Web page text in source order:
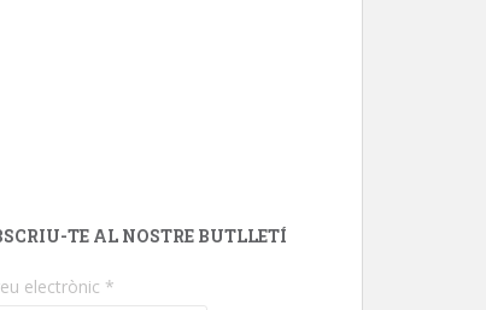
TE AL NOSTRE BUTLLETÍ
electrònic *